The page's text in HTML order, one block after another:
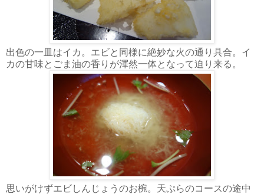
出色の一皿はイカ。エビと同様に絶妙な火の通り具合。イ
カの甘味とごま油の香りが渾然一体となって迫り来る。
思いがけずエビしんじょうのお椀。天ぷらのコースの途中